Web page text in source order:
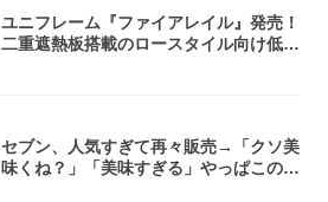
ユニフレーム『ファイアレイル』発売！
二重遮熱板搭載のロースタイル向け低型
セブン、人気すぎて再々販売→「クソ美
味くね？」「美味すぎる」やっぱこのク